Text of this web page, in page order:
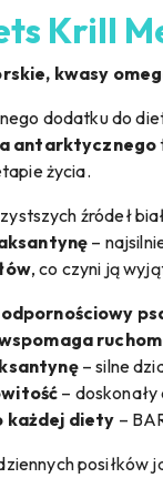
Krill
kwasy
dodatku do
antarktycznego
życia.
źródeł
–
, co czyni ją
– silne
–
każdej diety –
posiłków